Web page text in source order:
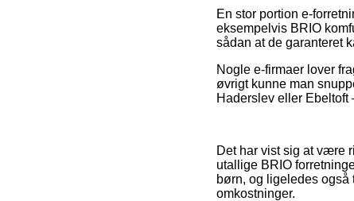
En stor portion e-
eksempelvis BRIO
sådan at de garanteret
Nogle e-firmaer lover
øvrigt kunne man
Haderslev eller Ebeltoft
Det har vist sig at være
utallige BRIO
børn, og ligeledes også
omkostninger.